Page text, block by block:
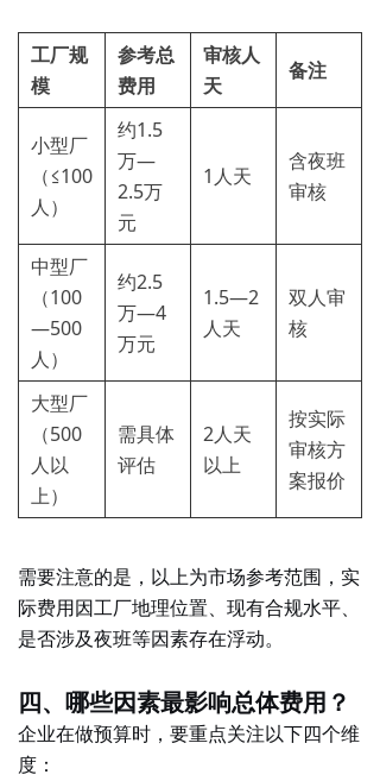
工厂规
模
参考总
费用
审核人
天
备注
小型厂
（≤100
人）
约1.5
万—
2.5万
元
1人天
含夜班
审核
中型厂
（100
—500
人）
约2.5
万—4
万元
1.5—2
人天
双人审
核
大型厂
（500
人以
上）
需具体
评估
2人天
以上
按实际
审核方
案报价
需要注意的是，以上为市场参考范围，实
际费用因工厂地理位置、现有合规水平、
是否涉及夜班等因素存在浮动。
四、哪些因素最影响总体费用？
企业在做预算时，要重点关注以下四个维
度：